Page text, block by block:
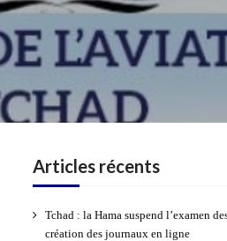
Articles récents
Tchad : la Hama suspend l’examen
création des journaux en ligne